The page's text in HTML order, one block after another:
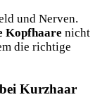
und Nerven.
Kopfhaare nicht
die richtige
Kurzhaar